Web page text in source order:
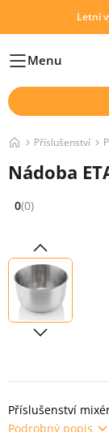
Letní
HlavníMenu
Příslušenství
Nádoba
Hodnocení: 0 z 5
0(0)
Příslušenství
Podrobný popis